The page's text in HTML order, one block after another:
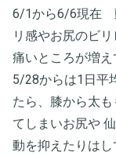
6/1から6/6現在
リ感やお尻のビ
痛いところが増
5/28からは1日平
たら、膝から太
てしまいお尻や
動を抑えたりは